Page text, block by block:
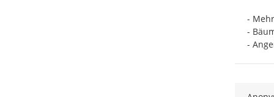
-
-
-